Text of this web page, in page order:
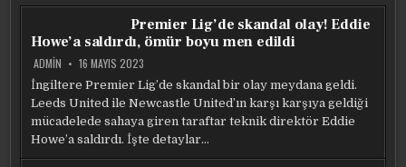
BIZI
DERECE
MUTLU
BIZI
SON
DERECE
MUTLU
OLURUZ
BIZI
SON
DERECE
MUTLU
OLURUZ
BIZI
SON
DERECE
MUTLU
Premier Lig’de skandal olay! Eddie
Howe’a saldırdı, ömür boyu men edildi
ADMIN 16 MAYIS 2023
İngiltere Premier Lig’de skandal bir olay meydana geldi.
Leeds United ile Newcastle United’ın karşı karşıya geldiği
mücadelede sahaya giren taraftar teknik direktör Eddie
Howe’a saldırdı. İşte detaylar…